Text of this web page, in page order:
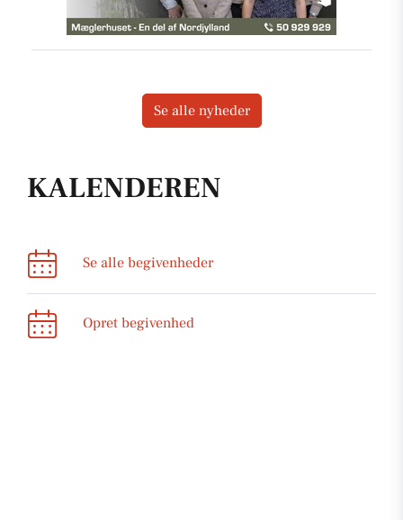
KALENDEREN
Se alle begivenheder
Opret begivenhed
Se alle nyheder